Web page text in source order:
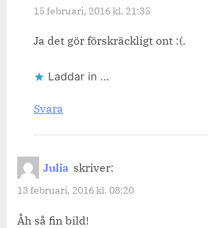
15 februari, 2016 kl. 21:35
Ja det gör förskräckligt ont :(.
Laddar in …
Svara
Julia skriver:
13 februari, 2016 kl. 08:20
Åh så fin bild!